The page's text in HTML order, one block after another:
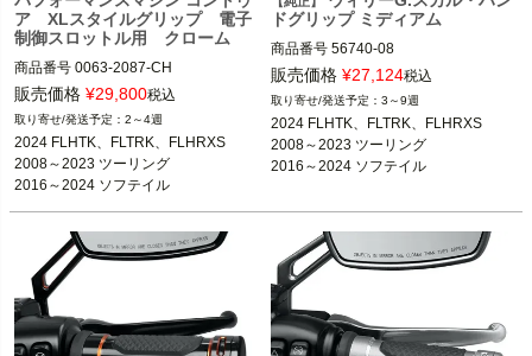
ア XLスタイルグリップ 電子
制御スロットル用 クローム
商品番号 0063-2087-CH
D型番：0630-1658
2008～2023 ツーリング、トライク
2016～2024 ソフテイル
2014～2015 FLSTNSE
2013～2015 FXSBSE
2011～2012 FLSTSE
2016～2017 FXDLS
Performance Machine（パフォーマン
スマシン）
販売価格 ¥29,800税込
2～4週
2024 FLHTK、FLTRK、FLHRXS
2008～2023 ツーリング
2016～2024 ソフテイル
2014～2024 トライク
ドグリップ ミディアム
商品番号 56740-08
2008～2024 電子制御スロットル車
Harley Davidson（ハーレー ダビッド
販売価格 ¥27,124税込
3～9週
2024 FLHTK、FLTRK、FLHRXS
2008～2023 ツーリング
2016～2024 ソフテイル
2014～2024 トライク